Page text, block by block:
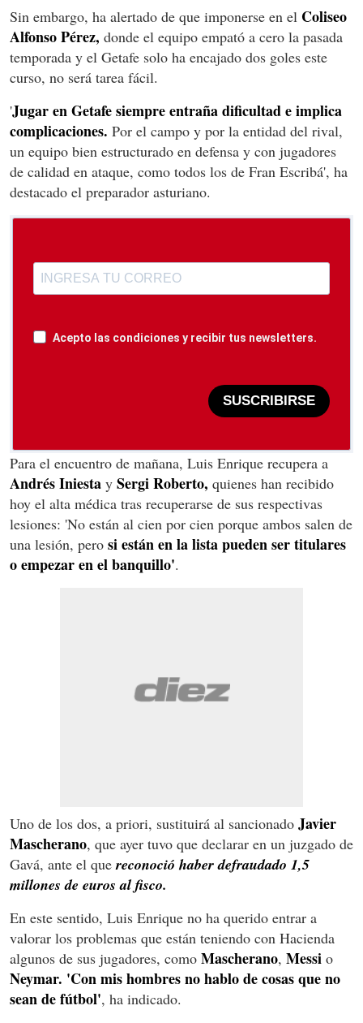
Sin embargo, ha alertado de que imponerse en el Coliseo
Alfonso Pérez, donde el equipo empató a cero la pasada
temporada y el Getafe solo ha encajado dos goles este
curso, no será tarea fácil.
'Jugar en Getafe siempre entraña dificultad e implica
complicaciones. Por el campo y por la entidad del rival,
un equipo bien estructurado en defensa y con jugadores
de calidad en ataque, como todos los de Fran Escribá', ha
destacado el preparador asturiano.
Acepto las condiciones y recibir tus newsletters.
SUSCRIBIRSE
Para el encuentro de mañana, Luis Enrique recupera a
Andrés Iniesta y Sergi Roberto, quienes han recibido
hoy el alta médica tras recuperarse de sus respectivas
lesiones: 'No están al cien por cien porque ambos salen de
una lesión, pero si están en la lista pueden ser titulares
o empezar en el banquillo'.
Uno de los dos, a priori, sustituirá al sancionado Javier
Mascherano, que ayer tuvo que declarar en un juzgado de
Gavá, ante el que reconoció haber defraudado 1,5
millones de euros al fisco.
En este sentido, Luis Enrique no ha querido entrar a
valorar los problemas que están teniendo con Hacienda
algunos de sus jugadores, como Mascherano, Messi o
Neymar. 'Con mis hombres no hablo de cosas que no
sean de fútbol', ha indicado.